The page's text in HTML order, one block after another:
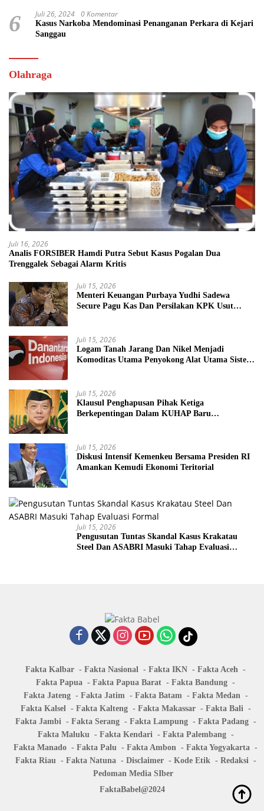
6 Juli 26, 2024 0 Komentar
Kasus Narkoba Mendominasi Penanganan Perkara di Kejari
Sanggau
Olahraga
Juli 16, 2026
Analis FORSIBER Hamdi Putra Sebut Kasus Pogalan Dua
Trenggalek Sebagai Alarm Kritis
Juli 15, 2026
Menteri Keuangan Purbaya Yudhi Sadewa
Secure Pagu Kas Dan Persilakan KPK Usut
Juli 15, 2026
Logam Tanah Jarang Dan Nikel Menjadi
Komoditas Utama Penyokong Alat Utama Sistem
Juli 15, 2026
Klausul Penghapusan Pihak Ketiga
Berkepentingan Dalam KUHAP Baru
Juli 15, 2026
Diskusi Intensif Kemenkeu Bersama Presiden RI
Amankan Kemudi Ekonomi Teritorial
Juli 15, 2026
Pengusutan Tuntas Skandal Kasus Krakatau
Steel Dan ASABRI Masuki Tahap Evaluasi
Fakta Kalbar Fakta Nasional Fakta IKN
Fakta Aceh
Fakta Papua
Fakta Papua Barat
Fakta Bandung
Fakta Jateng
Fakta Jatim Fakta Batam
Fakta Medan
Fakta Kalsel
Fakta Kalteng Fakta Makassar
Fakta Bali
Fakta Jambi
Fakta Serang Fakta Lampung
Fakta Padang
Fakta Maluku
Fakta Kendari
Fakta Palembang
Fakta Manado
Fakta Palu Fakta Ambon
Fakta Yogyakarta
Fakta Riau
Fakta Natuna Disclaimer Kode Etik
Redaksi
Pedoman Media SIber
FaktaBabel@2024